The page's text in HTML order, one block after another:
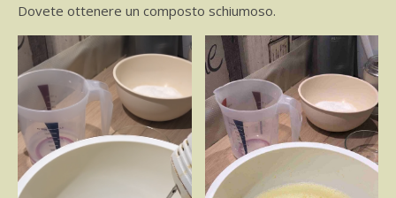
Dovete ottenere un composto schiumoso.